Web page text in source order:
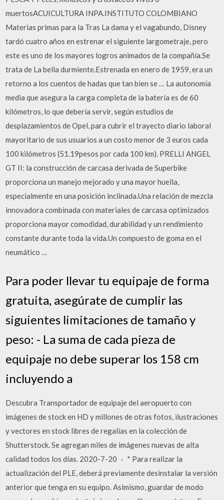
muertosACUICULTURA INPA.INSTITUTO COLOMBIANO
Materias primas para la Tras La dama y el vagabundo, Disney
tardó cuatro años en estrenar el siguiente largometraje, pero
este es uno de los mayores logros animados de la compañía.Se
trata de La bella durmiente.Estrenada en enero de 1959, era un
retorno a los cuentos de hadas que tan bien se … La autonomía
media que asegura la carga completa de la batería es de 60
kilómetros, lo que debería servir, según estudios de
desplazamientos de Opel, para cubrir el trayecto diario laboral
mayoritario de sus usuarios a un costo menor de 3 euros cada
100 kilómetros (51.19pesos por cada 100 km). PRELLI ANGEL
GT II: la construcción de carcasa derivada de Superbike
proporciona un manejo mejorado y una mayor huella,
especialmente en una posición inclinada.Una relación de mezcla
innovadora combinada con materiales de carcasa optimizados
proporciona mayor comodidad, durabilidad y un rendimiento
constante durante toda la vida.Un compuesto de goma en el
neumático …
Para poder llevar tu equipaje de forma
gratuita, asegúrate de cumplir las
siguientes limitaciones de tamaño y
peso: - La suma de cada pieza de
equipaje no debe superar los 158 cm
incluyendo a
Descubra Transportador de equipaje del aeropuerto con
imágenes de stock en HD y millones de otras fotos, ilustraciones
y vectores en stock libres de regalías en la colección de
Shutterstock. Se agregan miles de imágenes nuevas de alta
calidad todos los días. 2020-7-20 · * Para realizar la
actualización del PLE, deberá previamente desinstalar la versión
anterior que tenga en su equipo. Asimismo, guardar de modo